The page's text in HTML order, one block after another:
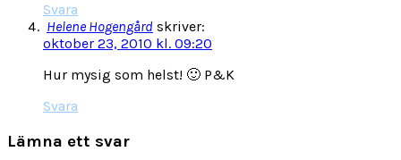
Svara
Helene Hogengård skriver:
oktober 23, 2010 kl. 09:20
Hur mysig som helst! 🙂 P&K
Svara
Lämna ett svar